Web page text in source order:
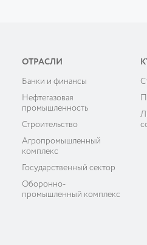
ОТРАСЛИ
Банки и финансы
Нефтегазовая
промышленность
Строительство
Агропромышленный
комплекс
Государственный сектор
Оборонно-
промышленный комплекс